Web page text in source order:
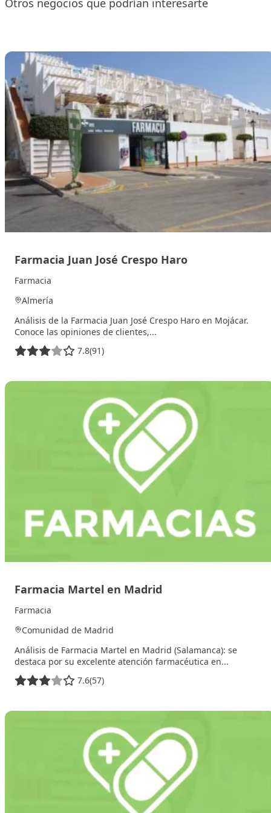
Otros negocios que podrían interesarte
Farmacia Juan José Crespo Haro
Farmacia
Almería
Análisis de la Farmacia Juan José Crespo Haro en Mojácar.
Conoce las opiniones de clientes,...
7.8(91)
Farmacia Martel en Madrid
Farmacia
Comunidad de Madrid
Análisis de Farmacia Martel en Madrid (Salamanca): se
destaca por su excelente atención farmacéutica en...
7.6(57)